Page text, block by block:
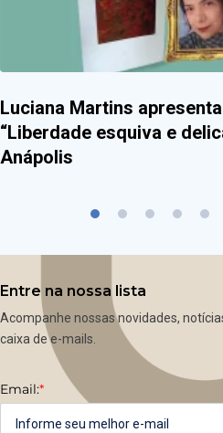
Luciana Martins
“Liberdade esquiva e
Anápolis
Entre na nossa lista
Acompanhe nossas novidades,
caixa de e-mails.
Email:*